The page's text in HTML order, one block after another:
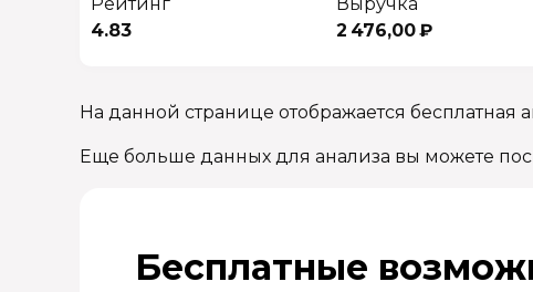
4.83
2 476,00 ₽
На данной странице отображается бесплатная
Еще больше данных для анализа вы можете
Бесплатные